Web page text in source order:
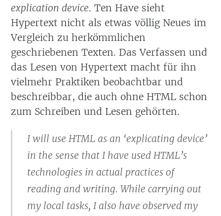
explication device. Ten Have sieht
Hypertext nicht als etwas völlig Neues im
Vergleich zu herkömmlichen
geschriebenen Texten. Das Verfassen und
das Lesen von Hypertext macht für ihn
vielmehr Praktiken beobachtbar und
beschreibbar, die auch ohne HTML schon
zum Schreiben und Lesen gehörten.
I will use HTML as an ‘explicating device’
in the sense that I have used HTML’s
technologies in actual practices of
reading and writing. While carrying out
my local tasks, I also have observed my